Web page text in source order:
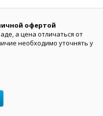
офертой
а цена отличаться от
необходимо уточнять у